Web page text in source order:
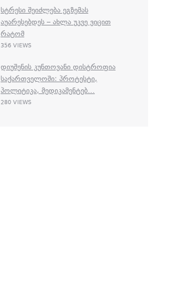
ᲡᲢᲠᲔᲡᲘ ᲨᲔᲘᲫᲚᲔᲑᲐ ᲔᲒᲖᲔᲛᲐᲡ
ᲐᲣᲐᲠᲔᲡᲔᲑᲓᲔᲡ – ᲐᲮᲚᲐ ᲣᲙᲕᲔ ᲕᲘᲪᲘᲗ
ᲠᲐᲢᲝᲛ
356 VIEWS
ᲓᲘᲣᲨᲔᲜᲘᲡ ᲙᲣᲜᲗᲝᲕᲐᲜᲘ ᲓᲘᲡᲢᲠᲝᲤᲘᲐ
ᲡᲐᲥᲐᲠᲗᲕᲔᲚᲝᲨᲘ: ᲞᲠᲝᲢᲔᲡᲢᲘ,
ᲞᲝᲚᲘᲢᲘᲙᲐ, ᲛᲔᲓᲘᲙᲐᲛᲔᲜᲢᲔᲑ...
280 VIEWS